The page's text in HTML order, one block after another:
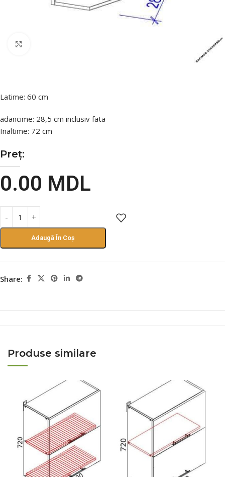
Latime: 60 cm
adancime: 28,5 cm inclusiv fata
Inaltime: 72 cm
Preț:
0.00 MDL
Adaugă În Coș
Share:
Produse similare